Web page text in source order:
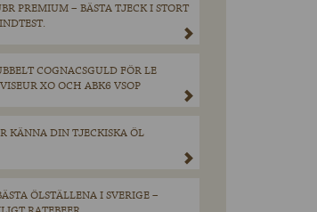
PREMIUM – BÄSTA TJECK I STORT
COGNACSGULD FÖR LE
XO OCH ABK6 VSOP
KÄNNA DIN TJECKISKA ÖL
ÖLSTÄLLENA I SVERIGE –